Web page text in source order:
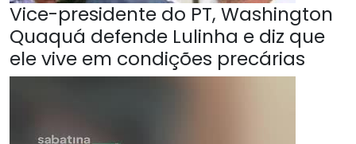
Vice-presidente do PT, Washington
Quaquá defende Lulinha e diz que
ele vive em condições precárias